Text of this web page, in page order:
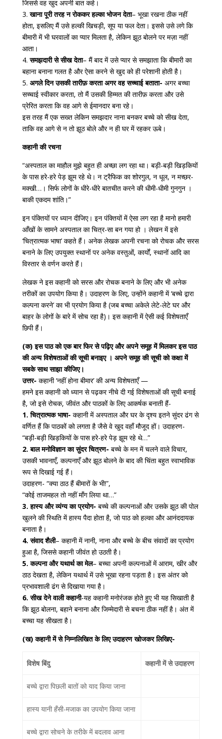
जिससे वह खुद अपनी बात कहे।
3.खाना पूरी तरह न रोककर हल्का भोजन देता– भूखा रखना ठीक नहीं
होता, इसलिए मैं उसे हल्की खिचड़ी, सूप या फल देता। इससे उसे लगे कि
बीमारी में भी घरवालों का प्यार मिलता है, लेकिन झूठ बोलने पर मज़ा नहीं
आता।
4.समझदारी से सीख देता– मैं बाद में उसे प्यार से समझाता कि बीमारी का
बहाना बनाना गलत है और ऐसा करने से खुद को ही परेशानी होती है।
5. अगले दिन उसकी तारीफ़ करता अगर वह सच्चाई बताता- अगर बच्चा
सच्चाई स्वीकार करता, तो मैं उसकी हिम्मत की तारीफ़ करता और उसे
प्रेरित करता कि वह आगे से ईमानदार बना रहे।
इस तरह मैं एक सख्त लेकिन समझदार नाना बनकर बच्चे को सीख देता,
ताकि वह आगे से न तो झूठ बोले और न ही घर में रहकर ऊबे।
कहानी की रचना
“अस्पताल का माहौल मुझे बहुत ही अच्छा लग रहा था। बड़ी-बड़ी खिड़कियों
के पास हरे-हरे पेड़ झूम रहे थे। न ट्रैफिक का शोरगुल, न धूल, न मच्छर-
मक्खी…। सिर्फ लोगों के धीरे-धीरे बातचीत करने की धीमी-धीमी गुनगुन ।
बाकी एकदम शांति।”
इन पंक्तियों पर ध्यान दीजिए। इन पंक्तियों में ऐसा लग रहा है मानो हमारी
आँखों के सामने अस्पताल का चित्र-सा बन गया हो । लेखन में इसे
‘चित्रात्मक भाषा’ कहते हैं। अनेक लेखक अपनी रचना को रोचक और सरस
बनाने के लिए उपयुक्त स्थानों पर अनेक वस्तुओं, कार्यों, स्थानों आदि का
विस्तार से वर्णन करते हैं।
लेखक ने इस कहानी को सरस और रोचक बनाने के लिए और भी अनेक
तरीकों का उपयोग किया है। उदाहरण के लिए, उन्होंने कहानी में ‘बच्चे द्वारा
कल्पना करने’ का भी प्रयोग किया है (जब बच्चा अकेले लेटे-लेटे घर और
बाहर के लोगों के बारे में सोच रहा है)। इस कहानी में ऐसी कई विशेषताएँ
छिपी हैं।
(क) इस पाठ को एक बार फिर से पढ़िए और अपने समूह में मिलकर इस पाठ
की अन्य विशेषताओं की सूची बनाइए । अपने समूह की सूची को कक्षा में
सबके साथ साझा कीजिए।
उत्तर- कहानी ‘नहीं होना बीमार’ की अन्य विशेषताएँ —
हमने इस कहानी को ध्यान से पढ़कर नीचे दी गई विशेषताओं की सूची बनाई
है, जो इसे रोचक, जीवंत और पाठकों के लिए आकर्षक बनाती हैं-
1. चित्रात्मक भाषा- कहानी में अस्पताल और घर के दृश्य इतने सुंदर ढंग से
वर्णित हैं कि पाठकों को लगता है जैसे वे खुद वहाँ मौजूद हों। उदाहरण-
“बड़ी-बड़ी खिड़कियों के पास हरे-हरे पेड़ झूम रहे थे…”
2. बाल मनोविज्ञान का सुंदर चित्रण- बच्चे के मन में चलने वाले विचार,
उसकी भावनाएँ, कल्पनाएँ और झूठ बोलने के बाद की चिंता बहुत स्वाभाविक
रूप से दिखाई गई हैं।
उदाहरण- “क्या ठाठ हैं बीमारों के भी!”,
“कोई ताजमहल तो नहीं माँग लिया था…”
3. हास्य और व्यंग्य का प्रयोग- बच्चे की कल्पनाओं और उसके झूठ की पोल
खुलने की स्थिति में हास्य पैदा होता है, जो पाठ को हल्का और आनंददायक
बनाता है।
4. संवाद शैली– कहानी में नानी, नाना और बच्चे के बीच संवादों का प्रयोग
हुआ है, जिससे कहानी जीवंत हो उठती है।
5. कल्पना और यथार्थ का मेल– बच्चा अपनी कल्पनाओं में आराम, खीर और
ठाठ देखता है, लेकिन यथार्थ में उसे भूखा रहना पड़ता है। इस अंतर को
प्रभावशाली ढंग से दिखाया गया है।
6. सीख देने वाली कहानी-यह कहानी मनोरंजक होते हुए भी यह सिखाती है
कि झूठ बोलना, बहाने बनाना और जिम्मेदारी से बचना ठीक नहीं है। अंत में
बच्चा यह सीखता है।
(ख) कहानी में से निम्नलिखित के लिए उदाहरण खोजकर लिखिए-
विशेष बिंदु कहानी में से उदाहरण
बच्चे द्वारा पिछली बातों को याद किया जाना
हास्य यानी हँसी-मजाक का उपयोग किया जाना
बच्चे द्वारा सोचने के तरीके में बदलाव आना